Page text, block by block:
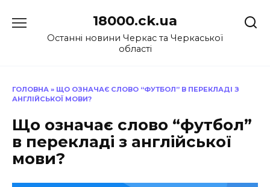
до
18000.ck.ua
Останні новини Черкас та Черкаської
області
ГОЛОВНА » ЩО ОЗНАЧАЄ СЛОВО “ФУТБОЛ” В ПЕРЕКЛАДІ З
АНГЛІЙСЬКОЇ МОВИ?
Що означає слово “футбол”
в перекладі з англійської
мови?